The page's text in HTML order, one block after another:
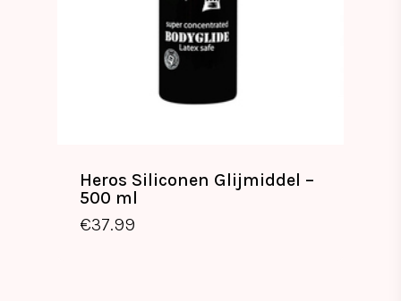
Heros Siliconen Glijmiddel –
500 ml
€37.99